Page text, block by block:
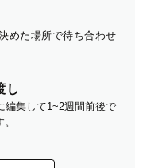
めた場所で待ち合わせ
し
編集して1~2週間前後で